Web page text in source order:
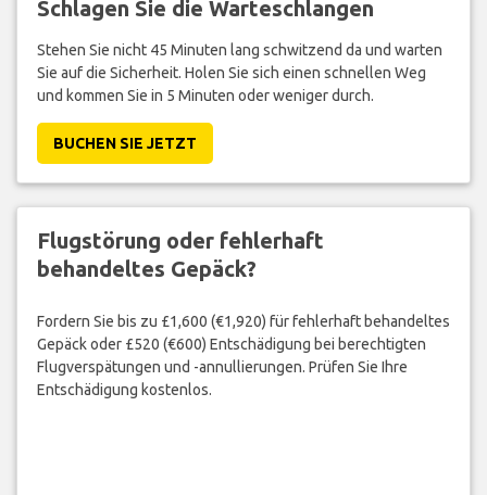
Schlagen Sie die Warteschlangen
Stehen Sie nicht 45 Minuten lang schwitzend da und warten
Sie auf die Sicherheit. Holen Sie sich einen schnellen Weg
und kommen Sie in 5 Minuten oder weniger durch.
BUCHEN SIE JETZT
Flugstörung oder fehlerhaft
behandeltes Gepäck?
Fordern Sie bis zu £1,600 (€1,920) für fehlerhaft behandeltes
Gepäck oder £520 (€600) Entschädigung bei berechtigten
Flugverspätungen und -annullierungen. Prüfen Sie Ihre
Entschädigung kostenlos.